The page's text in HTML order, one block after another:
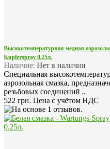
Высокотемпературная медная
Kupferspray 0.25л.
Наличие: Нет в наличии
Специальная
аэрозольная смазка,
резьбовых соединений ..
522 грн. Цена с учётом НДС